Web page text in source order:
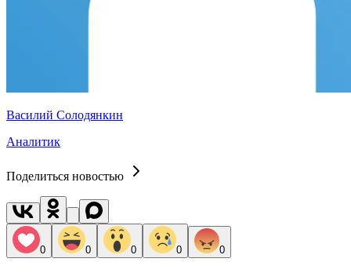
Василий Солодянкин
Аналитик
Поделиться новостью
0 0 0 0 0